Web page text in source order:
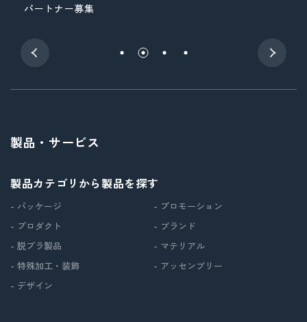
パートナー募集
製品・サービス
製品カテゴリから製品を探す
- パッケージ
- プロダクト
- 脱プラ製品
- 特殊加工・装飾
- デザイン
- プロモーション
- ブランド
- マテリアル
- アッセンブリー